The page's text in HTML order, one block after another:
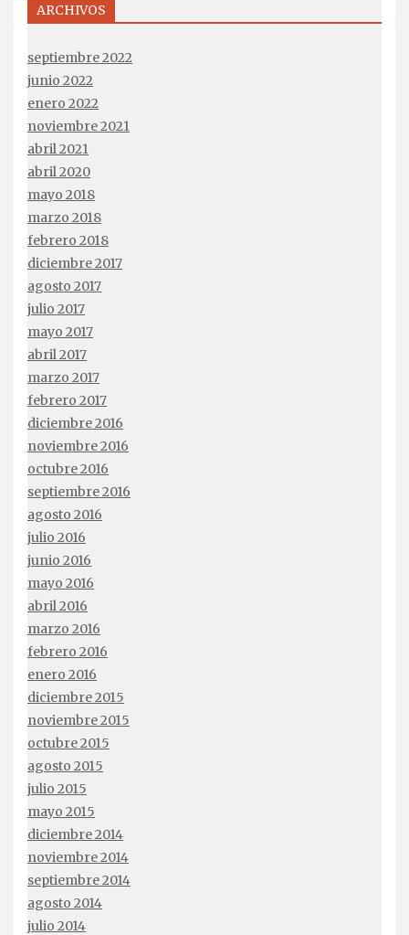
ARCHIVOS
septiembre 2022
junio 2022
enero 2022
noviembre 2021
abril 2021
abril 2020
mayo 2018
marzo 2018
febrero 2018
diciembre 2017
agosto 2017
julio 2017
mayo 2017
abril 2017
marzo 2017
febrero 2017
diciembre 2016
noviembre 2016
octubre 2016
septiembre 2016
agosto 2016
julio 2016
junio 2016
mayo 2016
abril 2016
marzo 2016
febrero 2016
enero 2016
diciembre 2015
noviembre 2015
octubre 2015
agosto 2015
julio 2015
mayo 2015
diciembre 2014
noviembre 2014
septiembre 2014
agosto 2014
julio 2014